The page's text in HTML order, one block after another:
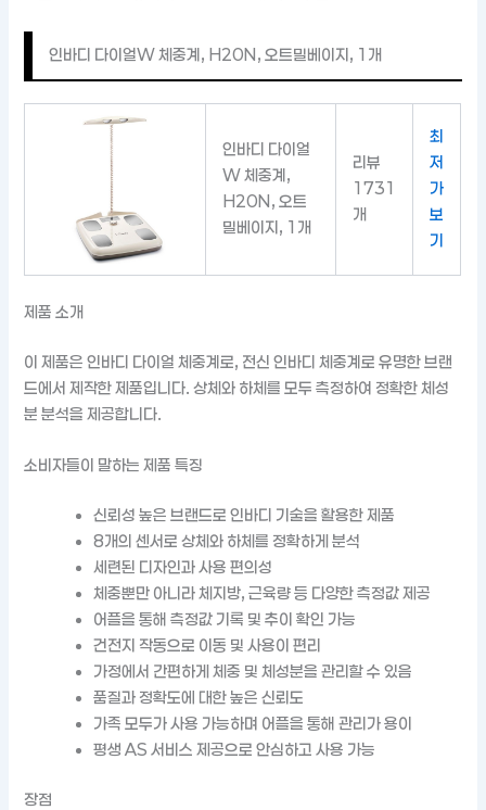
인바디 다이얼W 체중계, H20N, 오트밀베이지, 1개
인바디 다이얼
W 체중계,
H20N, 오트
밀베이지, 1개
리뷰
1731
개
최
저
가
보
기
제품 소개
이 제품은 인바디 다이얼 체중계로, 전신 인바디 체중계로 유명한 브랜
드에서 제작한 제품입니다. 상체와 하체를 모두 측정하여 정확한 체성
분 분석을 제공합니다.
소비자들이 말하는 제품 특징
신뢰성 높은 브랜드로 인바디 기술을 활용한 제품
8개의 센서로 상체와 하체를 정확하게 분석
세련된 디자인과 사용 편의성
체중뿐만 아니라 체지방, 근육량 등 다양한 측정값 제공
어플을 통해 측정값 기록 및 추이 확인 가능
건전지 작동으로 이동 및 사용이 편리
가정에서 간편하게 체중 및 체성분을 관리할 수 있음
품질과 정확도에 대한 높은 신뢰도
가족 모두가 사용 가능하며 어플을 통해 관리가 용이
평생 AS 서비스 제공으로 안심하고 사용 가능
장점